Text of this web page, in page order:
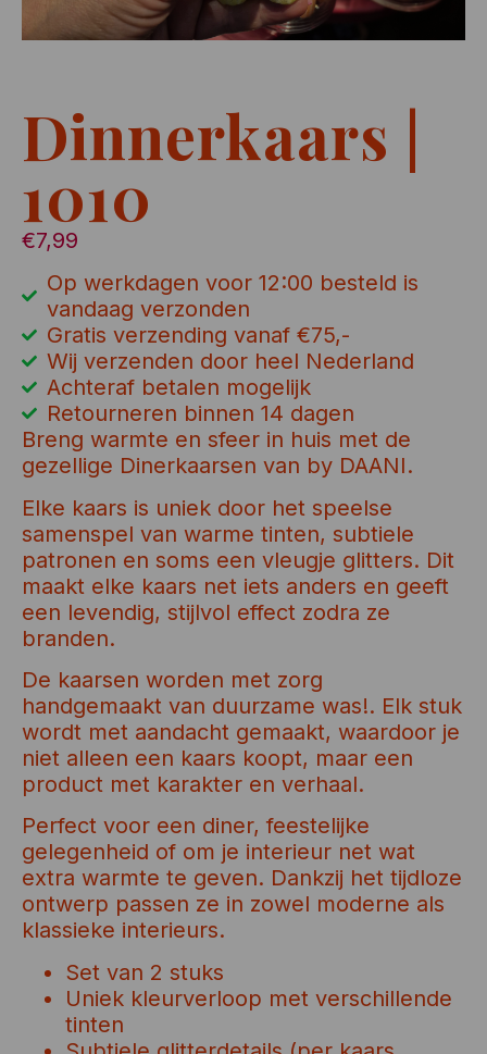
Dinnerkaars |
1010
€7,99
Op werkdagen voor 12:00 besteld is
vandaag verzonden
Gratis verzending vanaf €75,-
Wij verzenden door heel Nederland
Achteraf betalen mogelijk
Retourneren binnen 14 dagen
Breng warmte en sfeer in huis met de
gezellige Dinerkaarsen van by DAANI.
Elke kaars is uniek door het speelse
samenspel van warme tinten, subtiele
patronen en soms een vleugje glitters. Dit
maakt elke kaars net iets anders en geeft
een levendig, stijlvol effect zodra ze
branden.
De kaarsen worden met zorg
handgemaakt van duurzame was!. Elk stuk
wordt met aandacht gemaakt, waardoor je
niet alleen een kaars koopt, maar een
product met karakter en verhaal.
Perfect voor een diner, feestelijke
gelegenheid of om je interieur net wat
extra warmte te geven. Dankzij het tijdloze
ontwerp passen ze in zowel moderne als
klassieke interieurs.
Set van 2 stuks
Uniek kleurverloop met verschillende
tinten